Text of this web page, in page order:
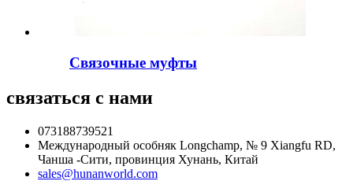
Связочные муфты
связаться с нами
073188739521
Международный особняк Longchamp, № 9 Xiangfu RD,
Чанша -Сити, провинция Хунань, Китай
sales@hunanworld.com